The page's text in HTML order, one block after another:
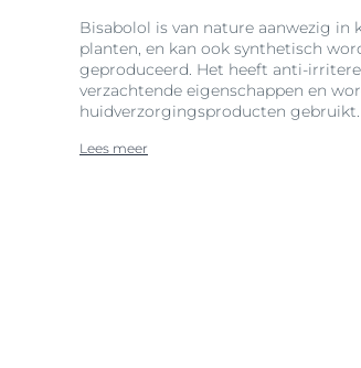
Bisabolol is van nature aanwezig in
planten, en kan ook synthetisch
geproduceerd. Het heeft anti-
verzachtende eigenschappen en
huidverzorgingsproducten gebruikt.
Lees meer